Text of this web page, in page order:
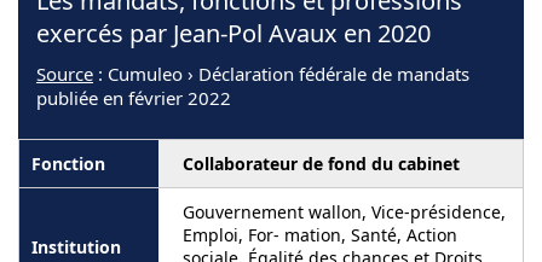
exercés par Jean-Pol Avaux en 2020
Source : Cumuleo › Déclaration fédérale de mandats
publiée en février 2022
Collaborateur de fond du cabinet
Gouvernement wallon, Vice-présidence,
Emploi, For- mation, Santé, Action